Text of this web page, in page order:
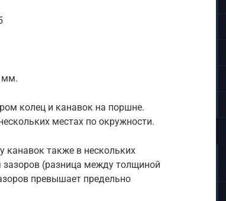
мм.
колец и канавок на поршне.
местах по окружности.
также в нескольких
зазоров (разница между толщиной
превышает предельно